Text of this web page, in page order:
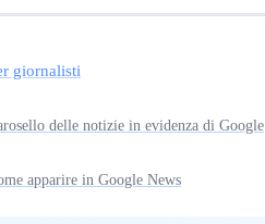
giornalisti
delle notizie in evidenza di Google
apparire in Google News